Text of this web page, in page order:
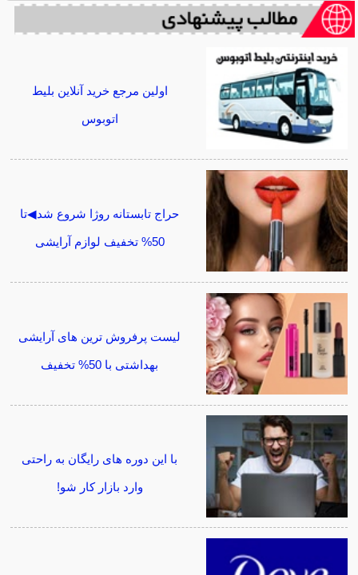
اولین مرجع خرید آنلاین بلیط
اتوبوس
حراج تابستانه روژا شروع شد◀تا
50% تخفیف لوازم آرایشی
لیست پرفروش ترین های آرایشی
بهداشتی با 50% تخفیف
با این دوره های رایگان به راحتی
وارد بازار کار شو!